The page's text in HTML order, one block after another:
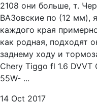
2108 они больше, т.
ВАЗовские по (12 мм),
каждого края
как родная, подходят
заднему ходу и
Chery Tiggo fl 1.6
55W- ...
14 Oct 2017